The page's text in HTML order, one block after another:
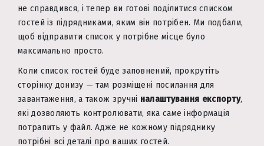
не справдився, і тепер ви готові поділитися списком
гостей із підрядниками, яким він потрібен. Ми подбали,
щоб відправити список у потрібне місце було
максимально просто.
Коли список гостей буде заповнений, прокрутіть
сторінку донизу — там розміщені посилання для
завантаження, а також зручні налаштування експорту,
які дозволяють контролювати, яка саме інформація
потрапить у файл. Адже не кожному підряднику
потрібні всі деталі про ваших гостей.